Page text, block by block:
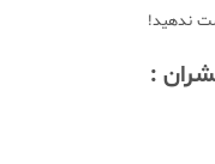
ندهید!
: